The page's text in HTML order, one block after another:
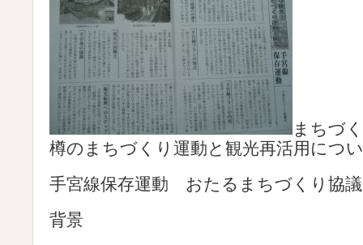
まちづ
樽のまちづくり運動と観光再活用につ
手宮線保存運動 おたるまちづくり協
背景